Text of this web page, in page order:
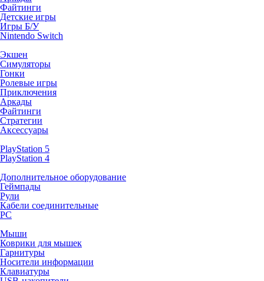
Файтинги
Детские игры
Игры Б/У
Nintendo Switch
Экшен
Симуляторы
Гонки
Ролевые игры
Приключения
Аркады
Файтинги
Стратегии
Аксессуары
PlayStation 5
PlayStation 4
Дополнительное оборудование
Геймпады
Рули
Кабели соединительные
PC
Мыши
Коврики для мышек
Гарнитуры
Носители информации
Клавиатуры